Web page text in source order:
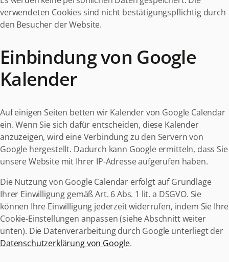
verwendeten Cookies sind nicht bestätigungspflichtig durch
den Besucher der Website.
Einbindung von Google
Kalender
Auf einigen Seiten betten wir Kalender von Google Calendar
ein. Wenn Sie sich dafür entscheiden, diese Kalender
anzuzeigen, wird eine Verbindung zu den Servern von
Google hergestellt. Dadurch kann Google ermitteln, dass Sie
unsere Website mit Ihrer IP-Adresse aufgerufen haben.
Die Nutzung von Google Calendar erfolgt auf Grundlage
Ihrer Einwilligung gemäß Art. 6 Abs. 1 lit. a DSGVO. Sie
können Ihre Einwilligung jederzeit widerrufen, indem Sie Ihre
Cookie-Einstellungen anpassen (siehe Abschnitt weiter
unten). Die Datenverarbeitung durch Google unterliegt der
Datenschutzerklärung von Google.